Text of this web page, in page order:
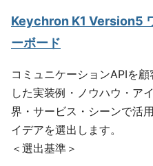
Keychron K1 Version5
ーボード
コミュニケーションAPIを
した実装例・ノウハウ・ア
界・サービス・シーンで活
イデアを選出します。
＜選出基準＞